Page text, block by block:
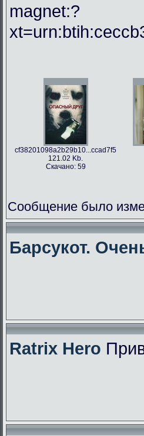
magnet:?
cf38201098a2b29b10...ccad7f5
121.02 Kb.
Скачано: 59
Сообщение было
Барсукот.
Ratrix Hero